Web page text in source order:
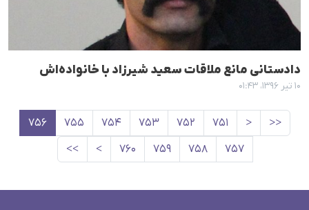
دادستانی مانع ملاقات سعید شیرزاد با خانوادەاش
۱۰ تیر ۱۳۹۶، ۰۱:۴۳
<<
< ۷۵۱ ۷۵۲ ۷۵۳ ۷۵۴ ۷۵۵
۷۵۶
۷۵۷
۷۵۸ ۷۵۹ ۷۶۰ >
>>